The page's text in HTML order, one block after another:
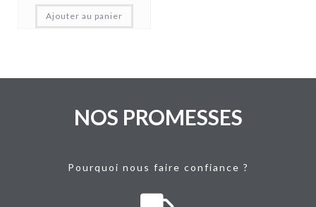
Ajouter au panier
NOS PROMESSES
Pourquoi nous faire confiance ?